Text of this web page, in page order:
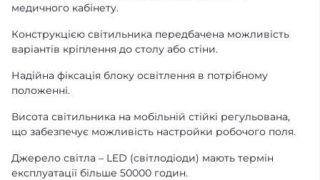
медичного кабінету.
Конструкцією світильника передбачена можливість
варіантів кріплення до столу або стіни.
Надійна фіксація блоку освітлення в потрібному
положенні.
Висота світильника на мобільній стійкі регульована,
що забезпечує можливість настройки робочого поля.
Джерело світла – LED (світлодіоди) мають термін
експлуатації більше 50000 годин.